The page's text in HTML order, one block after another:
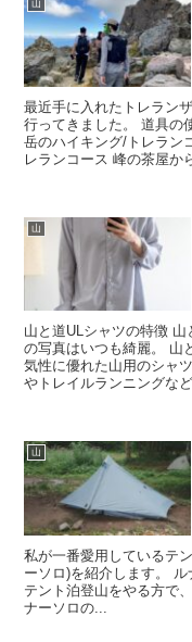
山
最近手に入れたトレラン
行ってきました。 道具の
岳のハイキング/トレラン
レランコース 峰の茶屋か
山
山と道ULシャツの特徴
の写真はいつも綺麗。 山
気性に優れた山用のシャ
やトレイルランニングな
山
私が一番愛用しているテ
ーソロ)を紹介します。
テント泊登山をやる方で
ナーソロの...